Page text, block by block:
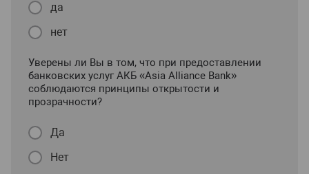
да
нет
Уверены ли Вы в том, что при предоставлении
банковских услуг АКБ «Asia Alliance Bank»
соблюдаются принципы открытости и
прозрачности?
Да
Нет